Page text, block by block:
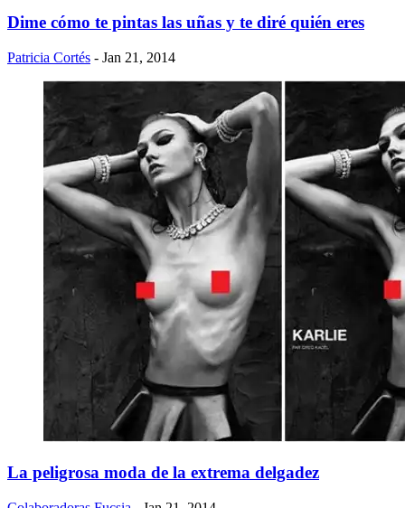
Dime cómo te pintas las uñas y te diré quién eres
Patricia Cortés - Jan 21, 2014
La peligrosa moda de la extrema delgadez